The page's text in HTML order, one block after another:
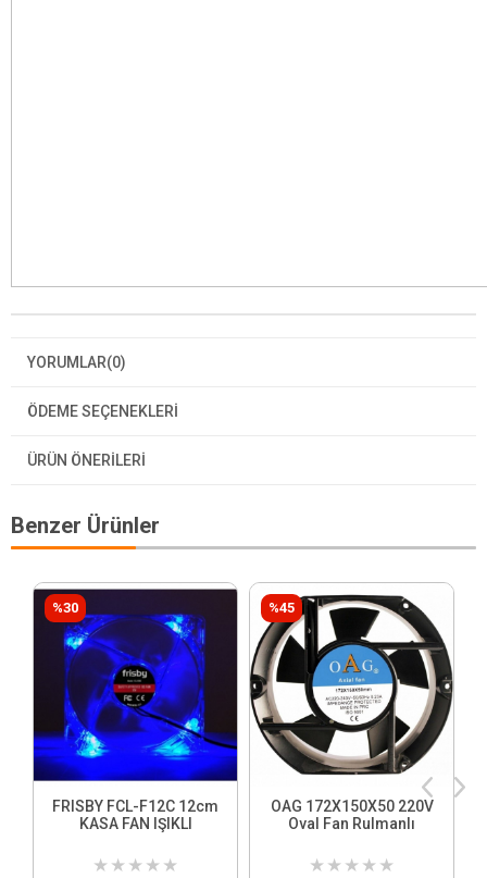
YORUMLAR(0)
ÖDEME SEÇENEKLERI
ÜRÜN ÖNERILERI
Benzer Ürünler
FRISBY FCL-F12C 12cm
KASA FAN IŞIKLI
★ ★ ★ ★ ★
%30
OAG 172X150X50 220V
Oval Fan Rulmanlı
★ ★ ★ ★ ★
%45